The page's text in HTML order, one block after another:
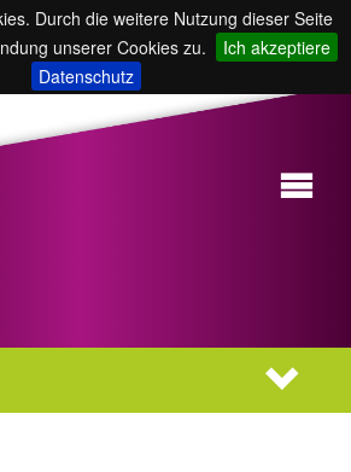
Durch die weitere Nutzung dieser Seite
unserer Cookies zu.
Ich akzeptiere
Datenschutz